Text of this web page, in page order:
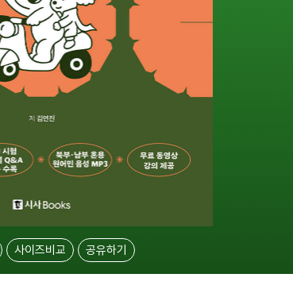
사이즈비교 공유하기